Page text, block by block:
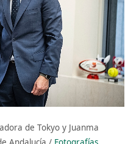
de Tokyo y Juanma